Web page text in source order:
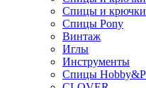
Спицы и
Спицы Pony
Винтаж
Иглы
Инструменты
Спицы